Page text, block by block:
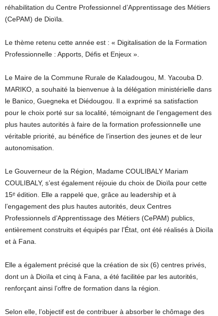
réhabilitation du Centre Professionnel d’Apprentissage des Métiers
(CePAM) de Dioïla.
Le thème retenu cette année est : « Digitalisation de la Formation
Professionnelle : Apports, Défis et Enjeux ».
Le Maire de la Commune Rurale de Kaladougou, M. Yacouba D.
MARIKO, a souhaité la bienvenue à la délégation ministérielle dans
le Banico, Guegneka et Diédougou. Il a exprimé sa satisfaction
pour le choix porté sur sa localité, témoignant de l’engagement des
plus hautes autorités à faire de la formation professionnelle une
véritable priorité, au bénéfice de l’insertion des jeunes et de leur
autonomisation.
Le Gouverneur de la Région, Madame COULIBALY Mariam
COULIBALY, s’est également réjouie du choix de Dioïla pour cette
15ᵉ édition. Elle a rappelé que, grâce au leadership et à
l’engagement des plus hautes autorités, deux Centres
Professionnels d’Apprentissage des Métiers (CePAM) publics,
entièrement construits et équipés par l’État, ont été réalisés à Dioïla
et à Fana.
Elle a également précisé que la création de six (6) centres privés,
dont un à Dioïla et cinq à Fana, a été facilitée par les autorités,
renforçant ainsi l’offre de formation dans la région.
Selon elle, l’objectif est de contribuer à absorber le chômage des